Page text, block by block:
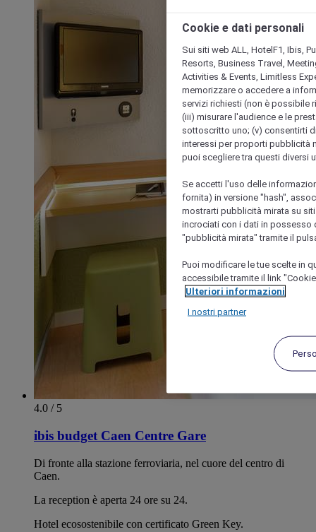
4.0 / 5
ibis budget Caen Centre Gare
Di fronte alla stazione ferroviaria, nel cuore del centro di
Caen.
La reception è aperta 24 ore su 24.
Hotel ecosostenibile con certificato Green Key.
Cookie e dati personali
Sui siti web ALL, HotelF1, Ibis,
Resorts, Business Travel,
Activities & Events, Limitless
memorizzare o accedere a
servizi richiesti (non è possibile
(iii) misurare l'audience e le
sottoscritto uno; (v) consentirti
interessi per proporti pubblicità
puoi scegliere tra questi diversi
Se accetti l'uso delle
fornita) in versione "hash",
mostrarti pubblicità mirata su
incrociati con i dati in possesso
"pubblicità mirata" tramite il
Puoi modificare le tue scelte in
accessibile tramite il link
Ulteriori informazioni
I nostri partner